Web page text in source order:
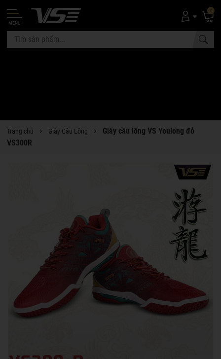
MENU
0
Trang chủ Giày Cầu Lông
Giày cầu lông VS Youlong đỏ
VS300R